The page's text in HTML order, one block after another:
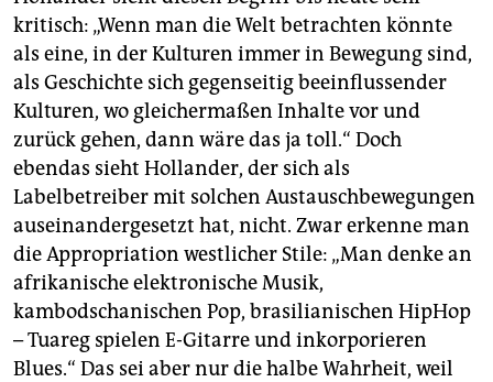
kritisch: „Wenn man die Welt betrachten könnte
als eine, in der Kulturen immer in Bewegung sind,
als Geschichte sich gegenseitig beeinflussender
Kulturen, wo gleichermaßen Inhalte vor und
zurück gehen, dann wäre das ja toll.“ Doch
ebendas sieht Hollander, der sich als
Labelbetreiber mit solchen Austauschbewegungen
auseinandergesetzt hat, nicht. Zwar erkenne man
die Appropriation westlicher Stile: „Man denke an
afrikanische elektronische Musik,
kambodschanischen Pop, brasilianischen HipHop
– Tuareg spielen E-Gitarre und inkorporieren
Blues.“ Das sei aber nur die halbe Wahrheit, weil